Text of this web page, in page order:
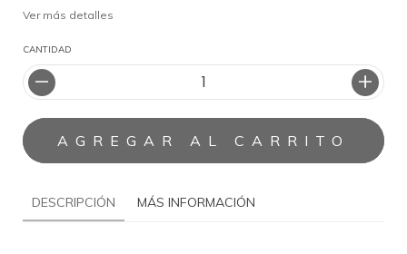
Ver más detalles
CANTIDAD
DESCRIPCIÓN MÁS INFORMACIÓN